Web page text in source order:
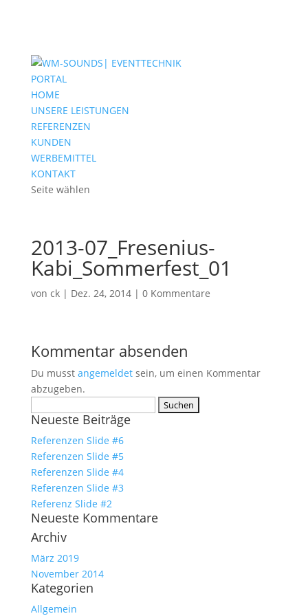
PORTAL
HOME
UNSERE LEISTUNGEN
REFERENZEN
KUNDEN
WERBEMITTEL
KONTAKT
Seite wählen
2013-07_Fresenius-
Kabi_Sommerfest_01
von ck| Dez. 24, 2014| 0 Kommentare
Kommentar absenden
Du musst angemeldetsein, um einen Kommentar
abzugeben.
nach:
Neueste Beiträge
Referenzen Slide #6
Referenzen Slide #5
Referenzen Slide #4
Referenzen Slide #3
Referenz Slide #2
Neueste Kommentare
Archiv
März 2019
November 2014
Kategorien
Allgemein